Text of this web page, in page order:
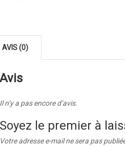
AVIS (0)
Avis
Il n’y a pas encore d’avis.
Soyez le premier à
Votre adresse e-mail ne sera pas